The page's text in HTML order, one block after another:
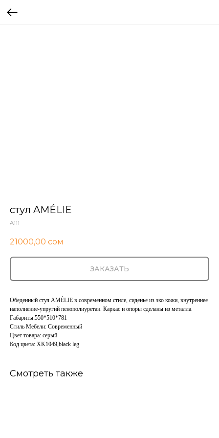
стул AMÉLIE
A111
21000,00 сом
ЗАКАЗАТЬ
Обеденный стул AMÉLIE в современном стиле, сиденье из эко кожи, внутреннее
наполнение-упругий пенополиуретан. Каркас и опоры сделаны из металла.
Габариты:550*510*781
Стиль Мебели: Cовременный
Цвет товара: серый
Код цвета: XK1049,black leg
Смотреть также